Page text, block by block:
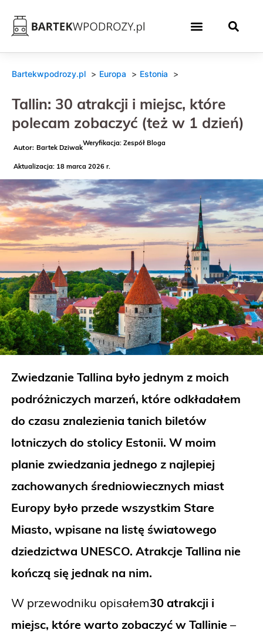
Bartekwpodrozy.pl Europa Estonia
Tallin: 30 atrakcji i miejsc, które
polecam zobaczyć (też w 1 dzień)
Bartek Dziwak
Weryfikacja: Zespół Bloga
Aktualizacja: 18 marca 2026 r.
Zwiedzanie Tallina było jednym z moich
podróżniczych marzeń, które odkładałem
do czasu znalezienia tanich biletów
lotniczych do stolicy Estonii. W moim
planie zwiedzania jednego z najlepiej
zachowanych średniowiecznych miast
Europy było przede wszystkim Stare
Miasto, wpisane na listę światowego
dziedzictwa UNESCO. Atrakcje Tallina nie
kończą się jednak na nim.
W przewodniku opisałem30 atrakcji i
miejsc, które warto zobaczyć w Tallinie –